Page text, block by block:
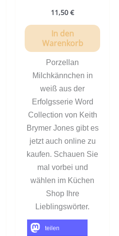
11,50 €
In den
Warenkorb
Porzellan
Milchkännchen in
weiß aus der
Erfolgsserie Word
Collection von Keith
Brymer Jones gibt es
jetzt auch online zu
kaufen. Schauen Sie
mal vorbei und
wählen im Küchen
Shop Ihre
Lieblingswörter.
teilen